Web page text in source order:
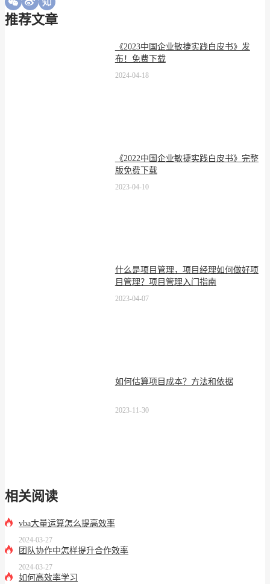
推荐文章
《2023中国企业敏捷实践白皮书》发
布！免费下载
2024-04-18
《2022中国企业敏捷实践白皮书》完整
版免费下载
2023-04-10
什么是项目管理，项目经理如何做好项
目管理？项目管理入门指南
2023-04-07
如何估算项目成本？方法和依据
2023-11-30
相关阅读
vba大量运算怎么提高效率
2024-03-27
团队协作中怎样提升合作效率
2024-03-27
如何高效率学习